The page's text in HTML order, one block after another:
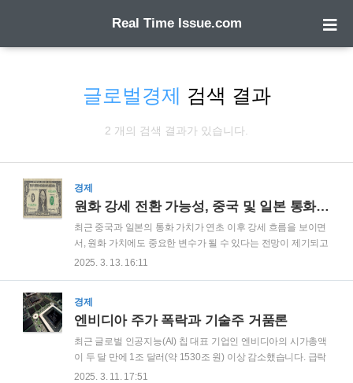
Real Time Issue.com
글로벌경제 검색 결과
2 개의 검색 결과가 있습니다.
경제
원화 강세 전환 가능성, 중국 및 일본 통화 가치 상승이 주는 시사점
최근 중국과 일본의 통화 가치가 연초 이후 강세 흐름을 보이면
서, 원화 가치에도 중요한 변수가 될 수 있다는 전망이 제기되고
있습니다. 그동안 원화는 위안화와 엔화와 동조화되는 경향을
와 함께 강세로 돌아설 수 있다는 분석도 나오고 있습니다. 이번
글에서는 이러한 가능성과 전망에 대해 탐구해보겠습니다. 최
근 환율 동향2025년 3월 12일 엠피닥터에 따르면 달러 대비 위
안화와 엔화의 환율은 각각 소폭 상승했습니다. 달러·위안 환율
2025. 3. 13. 16:11
경제
엔비디아 주가 폭락과 기술주 거품론
최근 글로벌 인공지능(AI) 칩 대표 기업인 엔비디아의 시가총액
이 두 달 만에 1조 달러(약 1530조 원) 이상 감소했습니다. 급락
한 주가와 함께 AI 칩 시장에 대한 우려가 더욱 커지고 있습니
2025. 3. 11. 17:51